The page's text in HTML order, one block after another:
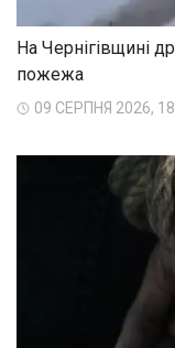
На Чернігівщині
пожежа
09 СЕРПНЯ 2026,